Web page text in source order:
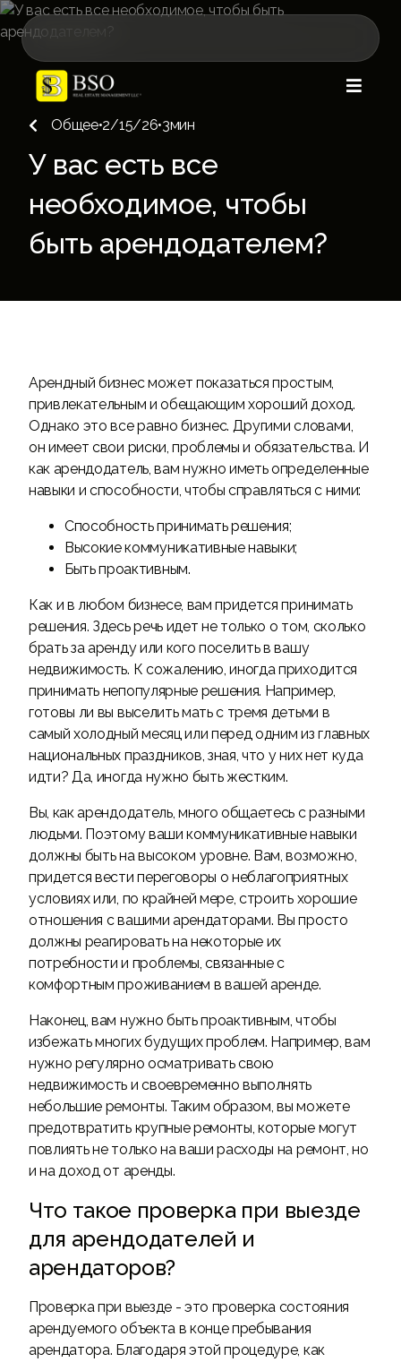

Общее•2/15/26•3мин
У вас есть все
необходимое, чтобы
быть арендодателем?
Арендный бизнес может показаться простым,
привлекательным и обещающим хороший доход.
Однако это все равно бизнес. Другими словами,
он имеет свои риски, проблемы и обязательства. И
как арендодатель, вам нужно иметь определенные
навыки и способности, чтобы справляться с ними:
Способность принимать решения;
Высокие коммуникативные навыки;
Быть проактивным.
Как и в любом бизнесе, вам придется принимать
решения. Здесь речь идет не только о том, сколько
брать за аренду или кого поселить в вашу
недвижимость. К сожалению, иногда приходится
принимать непопулярные решения. Например,
готовы ли вы выселить мать с тремя детьми в
самый холодный месяц или перед одним из главных
национальных праздников, зная, что у них нет куда
идти? Да, иногда нужно быть жестким.
Вы, как арендодатель, много общаетесь с разными
людьми. Поэтому ваши коммуникативные навыки
должны быть на высоком уровне. Вам, возможно,
придется вести переговоры о неблагоприятных
условиях или, по крайней мере, строить хорошие
отношения с вашими арендаторами. Вы просто
должны реагировать на некоторые их
потребности и проблемы, связанные с
комфортным проживанием в вашей аренде.
Наконец, вам нужно быть проактивным, чтобы
избежать многих будущих проблем. Например, вам
нужно регулярно осматривать свою
недвижимость и своевременно выполнять
небольшие ремонты. Таким образом, вы можете
предотвратить крупные ремонты, которые могут
повлиять не только на ваши расходы на ремонт, но
и на доход от аренды.
Что такое проверка при выезде
для арендодателей и
арендаторов?
Проверка при выезде - это проверка состояния
арендуемого объекта в конце пребывания
арендатора. Благодаря этой процедуре, как